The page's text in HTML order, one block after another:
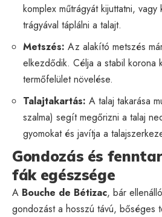
komplex műtrágyát kijuttatni,
trágyával táplálni a talajt.
Metszés: Az alakító metszés
elkezdődik. Célja a stabil korona
termőfelület növelése.
Talajtakartás: A talaj takarása
szalma) segít megőrizni a talaj
gyomokat és javítja a
Gondozás és
fák egészsége
A Bouche de Bétizac, bár
gondozást a hosszú távú, bőséges